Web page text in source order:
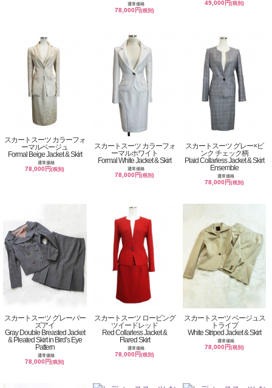
通常価格
78,000円(税別)
49,000円(税別)
スカートスーツ カラーフォ
ーマルベージュ
Formal Beige Jacket & Skirt
通常価格
78,000円(税別)
スカートスーツ カラーフォ
ーマルホワイト
Formal White Jacket & Skirt
通常価格
78,000円(税別)
スカートスーツ グレー×ピ
ンク チェック柄
Plaid Collarless Jacket & Skirt
Ensemble
通常価格
78,000円(税別)
スカートスーツ グレーバー
ズアイ
Gray Double Breasted Jacket
& Pleated Skirt in Bird’s Eye
Pattern
通常価格
78,000円(税別)
スカートスーツ ロービング
ツイードレッド
Red Collarless Jacket &
Flared Skirt
通常価格
78,000円(税別)
スカートスーツ ベージュス
トライプ
White Striped Jacket & Skirt
通常価格
78,000円(税別)